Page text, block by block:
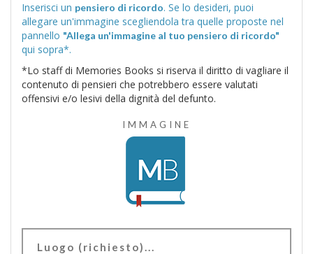
Inserisci un pensiero di ricordo. Se lo desideri, puoi
allegare un'immagine scegliendola tra quelle proposte nel
pannello "Allega un'immagine al tuo pensiero di ricordo"
qui sopra*.
*Lo staff di Memories Books si riserva il diritto di vagliare il
contenuto di pensieri che potrebbero essere valutati
offensivi e/o lesivi della dignità del defunto.
IMMAGINE